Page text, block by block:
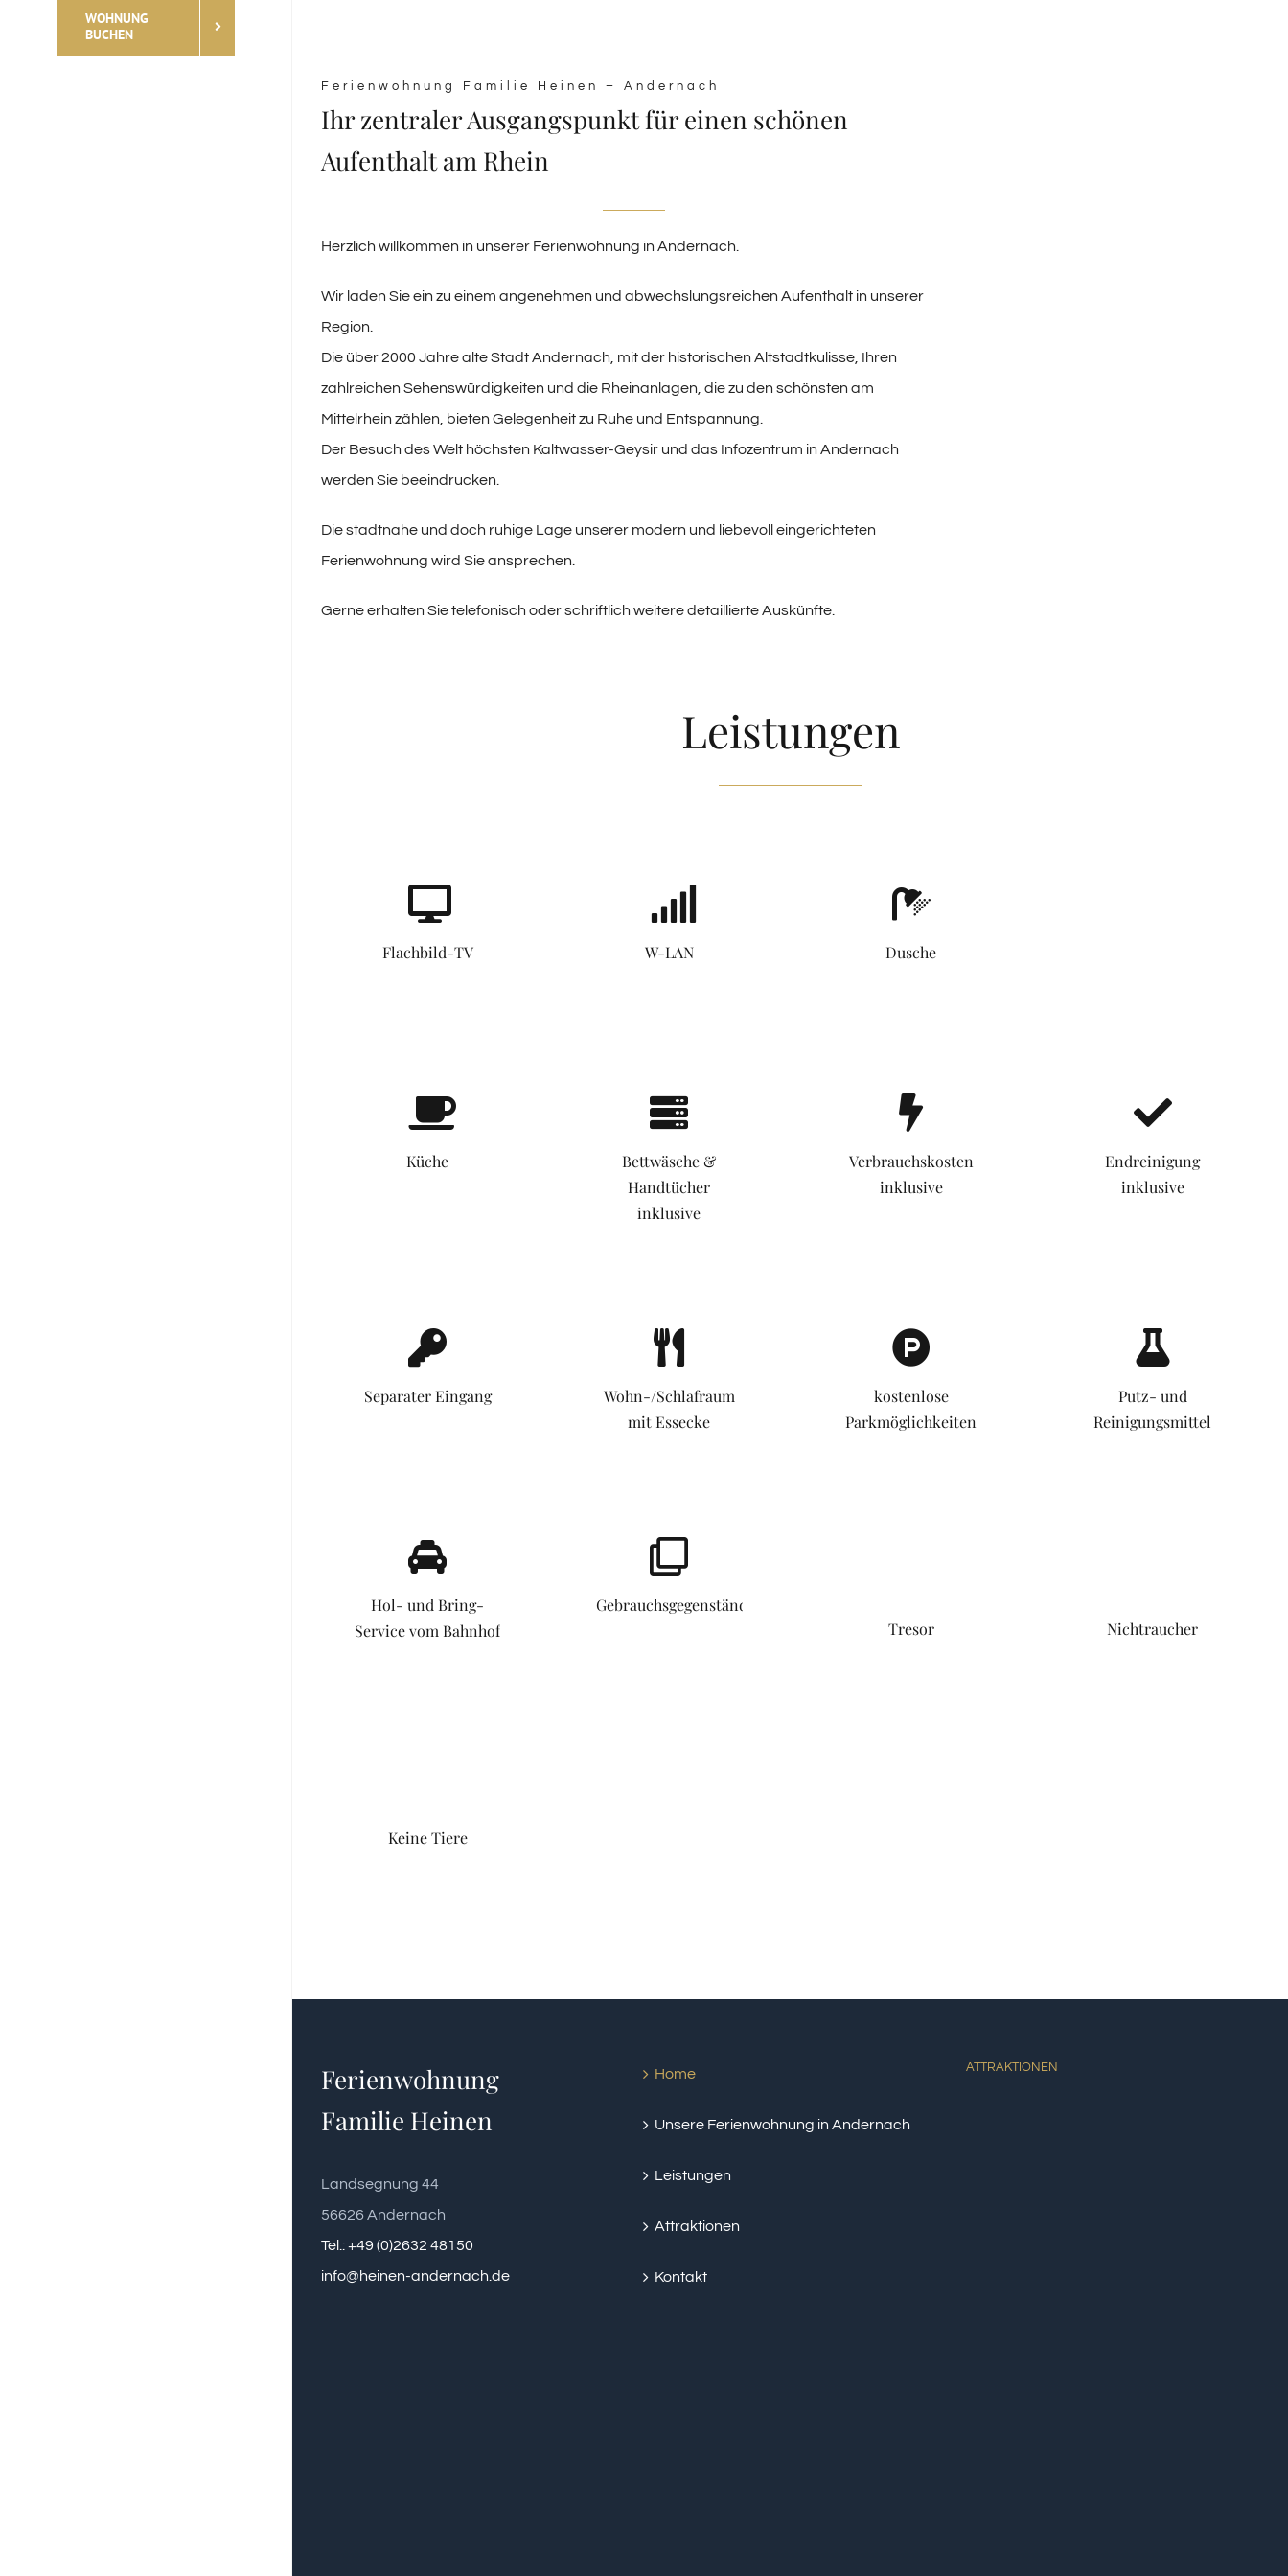
WOHNUNG
BUCHEN
Ferienwohnung Familie Heinen – Andernach
Ihr zentraler Ausgangspunkt für einen schönen
Aufenthalt am Rhein
Herzlich willkommen in unserer Ferienwohnung in Andernach.
Wir laden Sie ein zu einem angenehmen und abwechslungsreichen Aufenthalt in unserer
Region.
Die über 2000 Jahre alte Stadt Andernach, mit der historischen Altstadtkulisse, Ihren
zahlreichen Sehenswürdigkeiten und die Rheinanlagen, die zu den schönsten am
Mittelrhein zählen, bieten Gelegenheit zu Ruhe und Entspannung.
Der Besuch des Welt höchsten Kaltwasser-Geysir und das Infozentrum in Andernach
werden Sie beeindrucken.
Die stadtnahe und doch ruhige Lage unserer modern und liebevoll eingerichteten
Ferienwohnung wird Sie ansprechen.
Gerne erhalten Sie telefonisch oder schriftlich weitere detaillierte Auskünfte.
Leistungen
Flachbild-TV W-LAN Dusche
Küche
Bettwäsche &
Handtücher
inklusive
Verbrauchskosten
inklusive
Endreinigung
inklusive
Separater Eingang
Wohn-/Schlafraum
mit Essecke
kostenlose
Parkmöglichkeiten
Putz- und
Reinigungsmittel
Hol- und Bring-
Service vom Bahnhof
Gebrauchsgegenstände
Tresor
Nichtraucher
Keine Tiere
Ferienwohnung
Familie Heinen
Landsegnung 44
56626 Andernach
Tel.: +49 (0)2632 48150
info@heinen-andernach.de
Home
Unsere Ferienwohnung in Andernach
Leistungen
Attraktionen
Kontakt
ATTRAKTIONEN